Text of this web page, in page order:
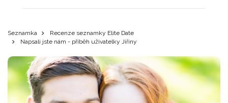
Seznamka
Recenze seznamky Elite Date
Napsali jste nám - příběh uživatelky Jiřiny